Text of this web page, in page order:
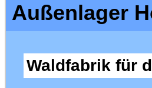
Außenlager
Waldfabrik für